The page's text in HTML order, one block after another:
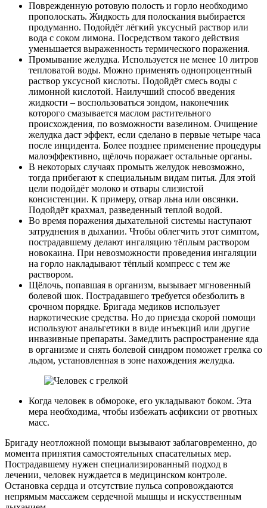
Поврежденную ротовую полость и горло необходимо
прополоскать. Жидкость для полоскания выбирается
продуманно. Подойдёт лёгкий уксусный раствор или
вода с соком лимона. Посредством такого действия
уменьшается выраженность термического поражения.
Промывание желудка. Используется не менее 10 литров
тепловатой воды. Можно применять однопроцентный
раствор уксусной кислоты. Подойдёт смесь воды с
лимонной кислотой. Наилучший способ введения
жидкости – воспользоваться зондом, наконечник
которого смазывается маслом растительного
происхождения, по возможности вазелином. Очищение
желудка даст эффект, если сделано в первые четыре часа
после инцидента. Более позднее применение процедуры
малоэффективно, щёлочь поражает остальные органы.
В некоторых случаях промыть желудок невозможно,
тогда прибегают к специальным видам питья. Для этой
цели подойдёт молоко и отвары слизистой
консистенции. К примеру, отвар льна или овсянки.
Подойдёт крахмал, разведенный теплой водой.
Во время поражения дыхательной системы наступают
затруднения в дыхании. Чтобы облегчить этот симптом,
пострадавшему делают ингаляцию тёплым раствором
новокаина. При невозможности проведения ингаляции
на горло накладывают тёплый компресс с тем же
раствором.
Щёлочь, попавшая в организм, вызывает мгновенный
болевой шок. Пострадавшего требуется обезболить в
срочном порядке. Бригада медиков использует
наркотические средства. Но до приезда скорой помощи
используют анальгетики в виде инъекций или другие
инвазивные препараты. Замедлить распространение яда
в организме и снять болевой синдром поможет грелка со
льдом, установленная в зоне нахождения желудка.
Когда человек в обмороке, его укладывают боком. Эта
мера необходима, чтобы избежать асфиксии от рвотных
масс.
Бригаду неотложной помощи вызывают заблаговременно, до
момента принятия самостоятельных спасательных мер.
Пострадавшему нужен специализированный подход в
лечении, человек нуждается в медицинском контроле.
Остановка сердца и отсутствие пульса сопровождаются
непрямым массажем сердечной мышцы и искусственным